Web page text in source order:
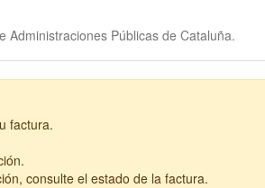
Administraciones Públicas de Cataluña.
factura.
consulte el estado de la factura.